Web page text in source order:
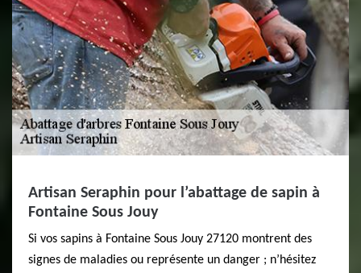
Artisan Seraphin pour l’abattage de sapin à
Fontaine Sous Jouy
Si vos sapins à Fontaine Sous Jouy 27120 montrent des
signes de maladies ou représente un danger ; n’hésitez